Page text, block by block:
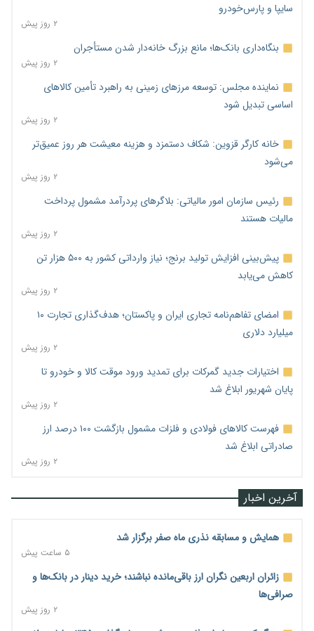
سایپا و پارس‌خودرو
۲ روز پیش
بنگاه‌داری بانک‌ها؛ مانع بزرگ خانه‌دار شدن مستأجران
۲ روز پیش
نماینده مجلس: توسعه مرزهای زمینی به راهبرد تأمین کالاهای
اساسی تبدیل شود
۲ روز پیش
خانه کارگر قزوین: شکاف دستمزد و هزینه معیشت هر روز عمیق‌تر
می‌شود
۲ روز پیش
رئیس سازمان امور مالیاتی: بلاگرهای پردرآمد مشمول پرداخت
مالیات هستند
۲ روز پیش
پیش‌بینی افزایش تولید برنج؛ نیاز وارداتی کشور به ۵۰۰ هزار تن
کاهش می‌یابد
۲ روز پیش
امضای تفاهم‌نامه تجاری ایران و پاکستان؛ هدف‌گذاری تجارت ۱۰
میلیارد دلاری
۲ روز پیش
اختیارات جدید گمرکات برای تمدید ورود موقت کالا و خودرو تا
پایان شهریور ابلاغ شد
۲ روز پیش
فهرست کالاهای فولادی و فلزات مشمول بازگشت ۱۰۰ درصد ارز
صادراتی ابلاغ شد
۲ روز پیش
آخرین اخبار
همایش و مسابقه نذری ماه صفر برگزار شد
۵ ساعت پیش
زائران اربعین نگران ارز باقی‌مانده نباشند؛ خرید دینار در بانک‌ها و
صرافی‌ها
۲ روز پیش